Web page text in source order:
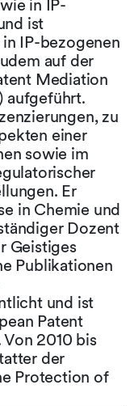
in IP-
ist
IP-bezogenen
auf der
Mediation
aufgeführt.
zu
einer
sowie im
Er
in Chemie und
Dozent
Geistiges
Publikationen
und ist
Patent
Von 2010 bis
der
Protection of